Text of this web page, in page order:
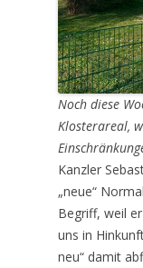
Noch diese
Klosterareal,
Kanzler
„neue“
Begriff, weil
uns in
neu“ damit